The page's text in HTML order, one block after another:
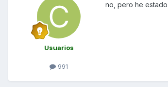
Usuarios
991
no, pero he